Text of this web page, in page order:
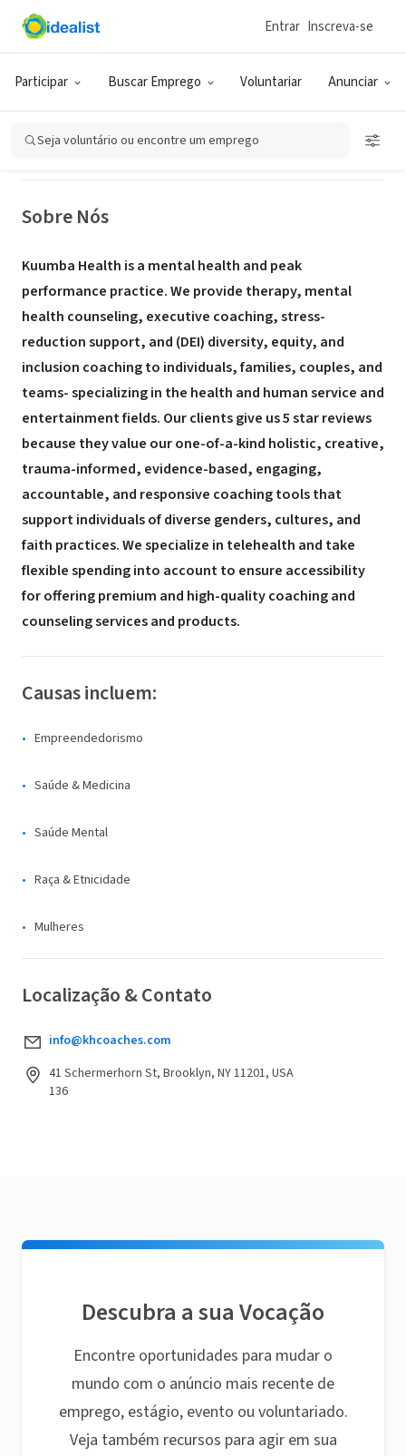
Participar Buscar Emprego Voluntariar Anunciar
Entrar Inscreva-se
Seja voluntário ou encontre um emprego
Kuumba Health LLC
Kings County, NY www.kuumbahealthinstitute.com
Sobre Nós
Kuumba Health is a mental health and peak
performance practice. We provide therapy, mental
health counseling, executive coaching, stress-
reduction support, and (DEI) diversity, equity, and
inclusion coaching to individuals, families, couples, and
teams- specializing in the health and human service and
entertainment fields. Our clients give us 5 star reviews
because they value our one-of-a-kind holistic, creative,
trauma-informed, evidence-based, engaging,
accountable, and responsive coaching tools that
support individuals of diverse genders, cultures, and
faith practices. We specialize in telehealth and take
flexible spending into account to ensure accessibility
for offering premium and high-quality coaching and
counseling services and products.
Causas incluem:
Empreendedorismo
Saúde & Medicina
Saúde Mental
Raça & Etnicidade
Mulheres
Localização & Contato
info@khcoaches.com
41 Schermerhorn St, Brooklyn, NY 11201, USA
136
Descubra a sua Vocação
Encontre oportunidades para mudar o
mundo com o anúncio mais recente de
emprego, estágio, evento ou voluntariado.
Veja também recursos para agir em sua